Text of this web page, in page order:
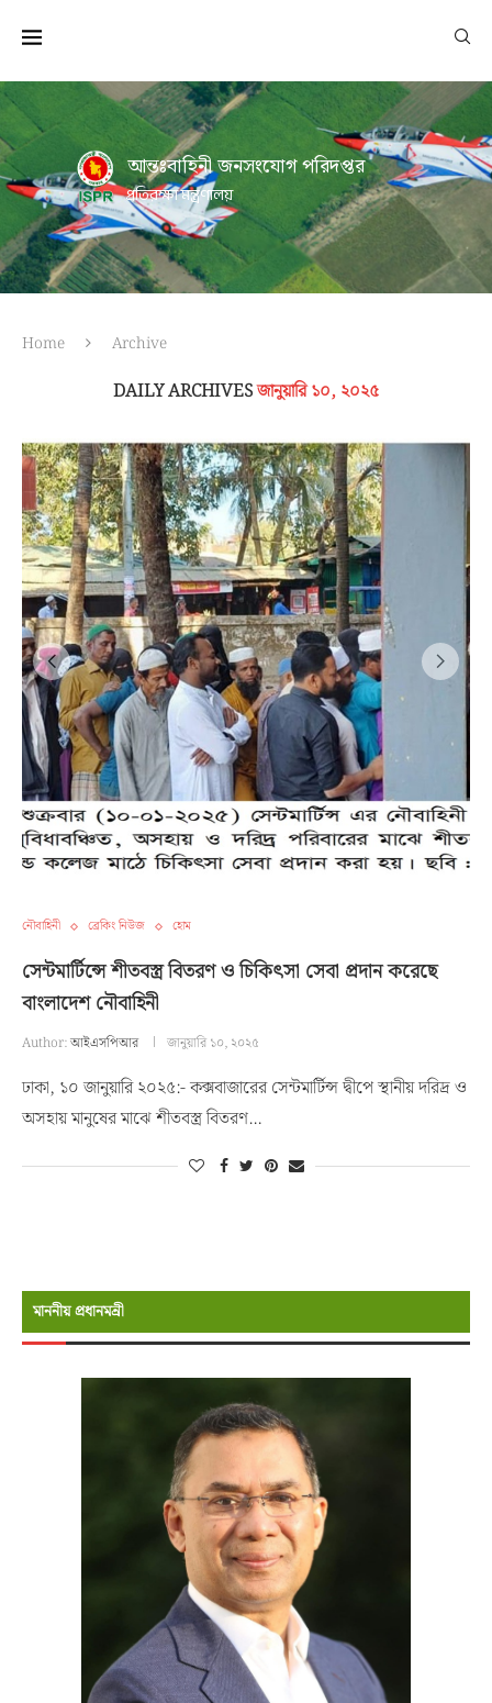
আন্তঃবাহিনী জনসংযোগ পরিদপ্তর
প্রতিরক্ষা মন্ত্রণালয়
Home Archive
DAILY ARCHIVESজানুয়ারি ১০, ২০২৫
নৌবাহিনী ব্রেকিং নিউজ হোম
সেন্টমার্টিন্সে শীতবস্ত্র বিতরণ ও চিকিৎসা সেবা প্রদান করেছে
বাংলাদেশ নৌবাহিনী
Author:আইএসপিআর জানুয়ারি ১০, ২০২৫
ঢাকা, ১০ জানুয়ারি ২০২৫:- কক্সবাজারের সেন্টমার্টিন্স দ্বীপে স্থানীয় দরিদ্র ও
অসহায় মানুষের মাঝে শীতবস্ত্র বিতরণ…
মাননীয় প্রধানমন্রী